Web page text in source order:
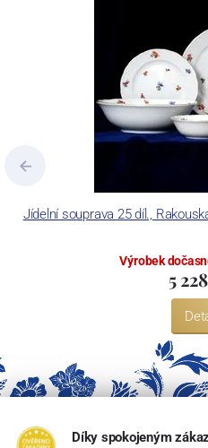
Jídelní souprava 25 díl.,
Výrobek
5
Díky spokojeným